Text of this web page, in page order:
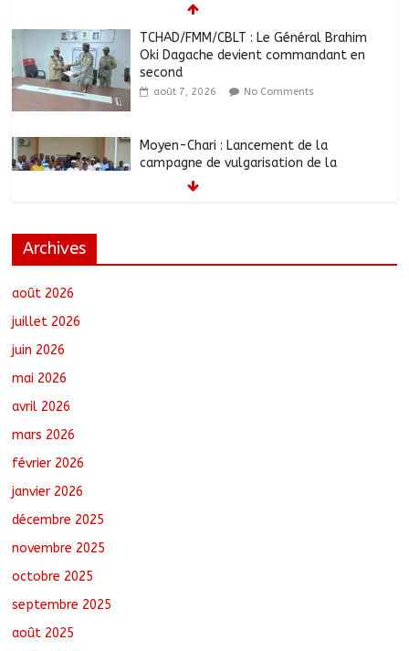
TCHAD/FMM/CBLT : Le Général Brahim
Oki Dagache devient commandant en
second
août 7, 2026 No Comments
Moyen-Chari : Lancement de la
campagne de vulgarisation de la
politique nationale de DDR
nouvelles instances locales à Sarh
Archives
août 2026
juillet 2026
juin 2026
mai 2026
avril 2026
mars 2026
février 2026
janvier 2026
décembre 2025
novembre 2025
octobre 2025
septembre 2025
août 2025